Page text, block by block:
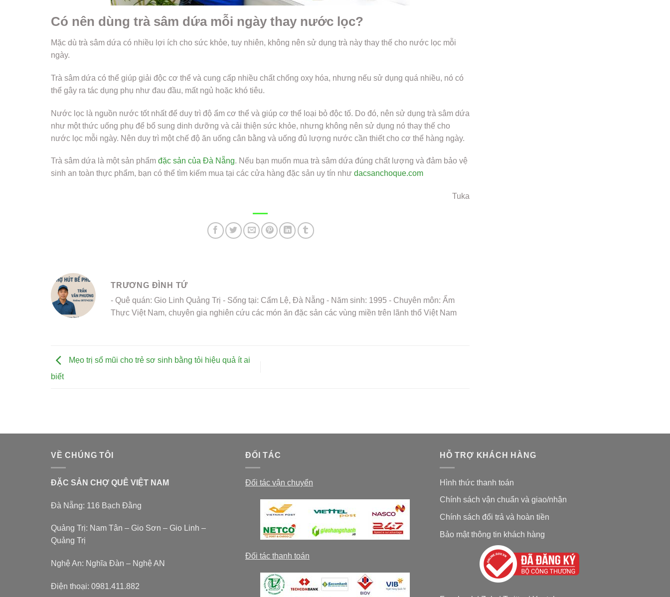
Có nên dùng trà sâm dứa mỗi ngày thay nước lọc?
Mặc dù trà sâm dứa có nhiều lợi ích cho sức khỏe, tuy nhiên, không nên sử dụng trà này thay thế cho nước lọc mỗi
ngày.
Trà sâm dứa có thể giúp giải độc cơ thể và cung cấp nhiều chất chống oxy hóa, nhưng nếu sử dụng quá nhiều, nó có
thể gây ra tác dụng phụ như đau đầu, mất ngủ hoặc khó tiêu.
Nước lọc là nguồn nước tốt nhất để duy trì độ ẩm cơ thể và giúp cơ thể loại bỏ độc tố. Do đó, nên sử dụng trà sâm dứa
như một thức uống phụ để bổ sung dinh dưỡng và cải thiện sức khỏe, nhưng không nên sử dụng nó thay thế cho
nước lọc mỗi ngày. Nên duy trì một chế độ ăn uống cân bằng và uống đủ lượng nước cần thiết cho cơ thể hàng ngày.
Trà sâm dứa là một sản phẩm đặc sản của Đà Nẵng. Nếu bạn muốn mua trà sâm dứa đúng chất lượng và đảm bảo vệ
sinh an toàn thực phẩm, bạn có thể tìm kiếm mua tại các cửa hàng đặc sản uy tín như dacsanchoque.com
Tuka
TRƯƠNG ĐÌNH TỨ
- Quê quán: Gio Linh Quảng Trị - Sống tại: Cẩm Lệ, Đà Nẵng - Năm sinh: 1995 - Chuyên môn: Ẩm
Thực Việt Nam, chuyên gia nghiên cứu các món ăn đặc sản các vùng miền trên lãnh thổ Việt Nam
Mẹo trị sổ mũi cho trẻ sơ sinh bằng tỏi hiệu quả ít ai
biết
VỀ CHÚNG TÔI
ĐẶC SẢN CHỢ QUÊ VIỆT NAM
Đà Nẵng: 116 Bạch Đằng
Quảng Trị: Nam Tân – Gio Sơn – Gio Linh –
Quảng Trị
Nghệ An: Nghĩa Đàn – Nghệ AN
Điện thoại: 0981.411.882
ĐỐI TÁC
Đối tác vận chuyển
Đối tác thanh toán
HỖ TRỢ KHÁCH HÀNG
Hình thức thanh toán
Chính sách vận chuẩn và giao/nhận
Chính sách đổi trả và hoàn tiền
Bảo mật thông tin khách hàng